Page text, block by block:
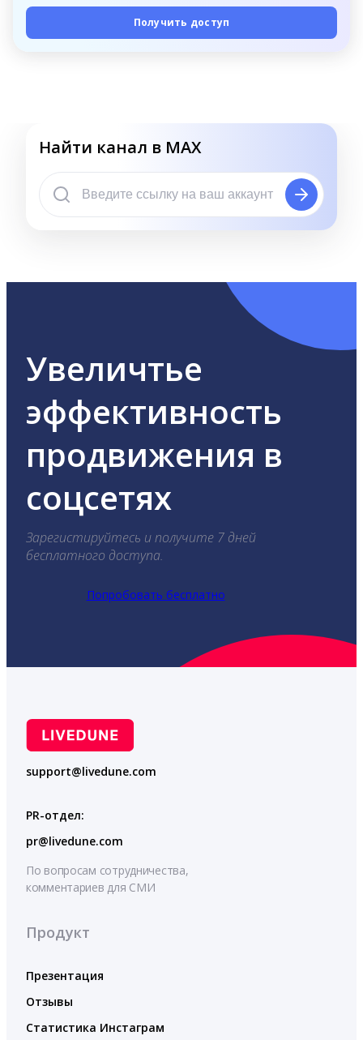
Получить доступ
Найти канал в MAX
Увеличтье
эффективность
продвижения в
соцсетях
Зарегистируйтесь и получите 7 дней
бесплатного доступа.
Попробовать бесплатно
support@livedune.com
PR-отдел:
pr@livedune.com
По вопросам сотрудничества,
комментариев для СМИ
Продукт
Презентация
Отзывы
Статистика Инстаграм